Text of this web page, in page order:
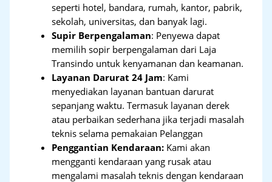
seperti hotel, bandara, rumah, kantor, pabrik,
sekolah, universitas, dan banyak lagi.
Supir Berpengalaman: Penyewa dapat
memilih sopir berpengalaman dari Laja
Transindo untuk kenyamanan dan keamanan.
Layanan Darurat 24 Jam: Kami
menyediakan layanan bantuan darurat
sepanjang waktu. Termasuk layanan derek
atau perbaikan sederhana jika terjadi masalah
teknis selama pemakaian Pelanggan
Penggantian Kendaraan: Kami akan
mengganti kendaraan yang rusak atau
mengalami masalah teknis dengan kendaraan